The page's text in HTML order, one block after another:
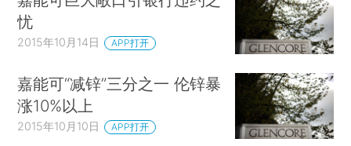
忧
2015年10月14日 APP打开
嘉能可“减锌”三分之一 伦锌暴
涨10%以上
2015年10月10日 APP打开